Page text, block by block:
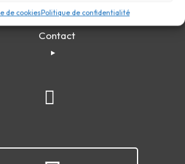
de cookiesPolitique de confidentialité
Cookies FAQ
Plan du site
Contact